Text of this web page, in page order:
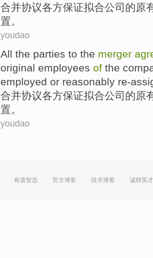
合并协议各方保证拟合公司 的原
置。
youdao
All the parties to the merger
original employees of the
employed or reasonably re-
合并协议各方保证拟合公司 的原
置。
youdao
有道智选 官方博客 技术博客 诚聘英才